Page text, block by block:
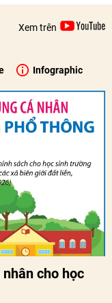
gắn bó giữa nhân
Xem trên
Infographic
cho học